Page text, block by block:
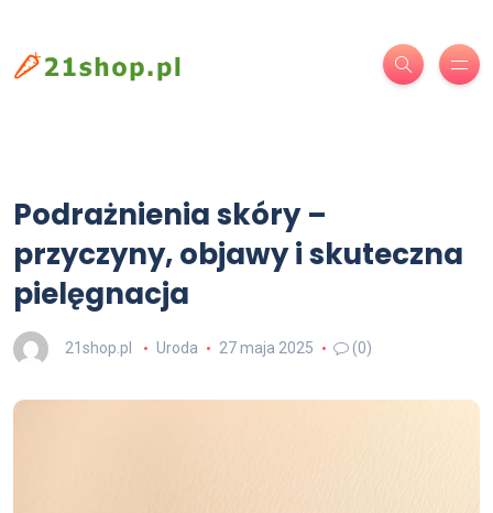
Podrażnienia skóry –
przyczyny, objawy i skuteczna
pielęgnacja
21shop.pl Uroda 27 maja 2025 (0)